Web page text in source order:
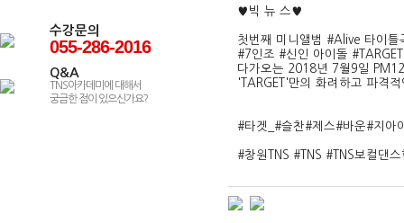
수강문의
055-286-2016
Q&A
TNS아카데미에 대해서
궁금한 점이 있으신가요?
♥빅 뉴 스♥
첫번째 미니앨범 #Alive 타이
#7인조 #신인 아이돌
다가오는 2018년 7월9일
'TARGET'만의 화려하고 파격
#타겟_#슬찬#제스#바운#지아
#창원TNS #TNS #TNS보컬댄